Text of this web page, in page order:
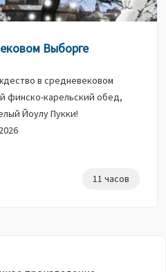
Выборге
в средневековом
финско-карельский обед,
Йоулу Пукки!
11 часов